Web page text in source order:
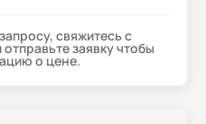
свяжитесь с
заявку чтобы
о цене.